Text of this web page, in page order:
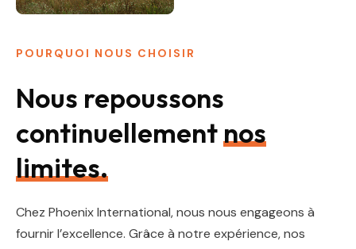
POURQUOI NOUS CHOISIR
Nous repoussons
continuellementnos
limites.
Chez Phoenix International, nous nous engageons à
fournir l’excellence. Grâce à notre expérience, nos